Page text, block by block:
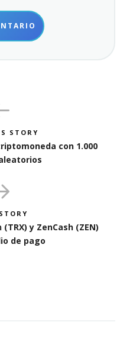
STORY
con 1.000
y ZenCash (ZEN)
de pago